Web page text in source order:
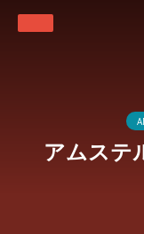
アムステ